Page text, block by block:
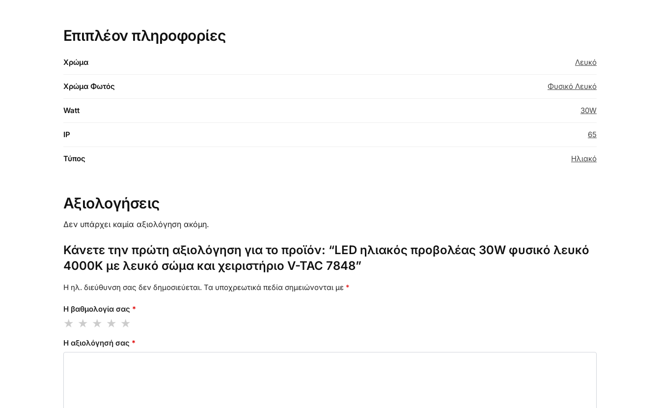
Επιπλέον πληροφορίες
Χρώμα Λευκό
Χρώμα Φωτός Φυσικό Λευκό
Watt 30W
IP 65
Τύπος Ηλιακό
Αξιολογήσεις
Δεν υπάρχει καμία αξιολόγηση ακόμη.
Κάνετε την πρώτη αξιολόγηση για το προϊόν: “LED ηλιακός προβολέας 30W φυσικό λευκό
4000K με λευκό σώμα και χειριστήριο V-TAC 7848”
Η ηλ. διεύθυνση σας δεν δημοσιεύεται. Τα υποχρεωτικά πεδία σημειώνονται με *
Η βαθμολογία σας *
Η αξιολόγησή σας *